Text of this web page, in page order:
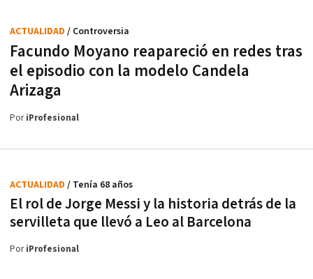
Facundo Moyano reapareció en redes tras
el episodio con la modelo Candela
Arizaga
ACTUALIDAD / Controversia
PoriProfesional
El rol de Jorge Messi y la historia detrás de la
servilleta que llevó a Leo al Barcelona
ACTUALIDAD / Tenía 68 años
PoriProfesional